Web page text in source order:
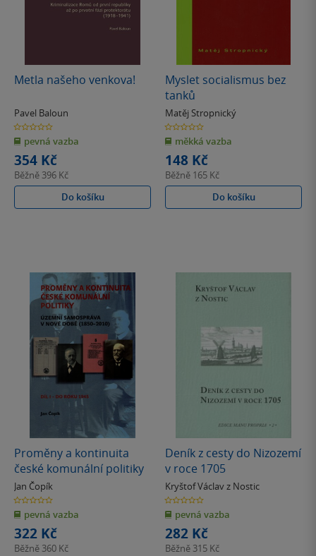
Metla našeho venkova!
Pavel Baloun
0.0
z
5
hvězdiček
pevná vazba
354 Kč
Běžně 396 Kč
Do košíku
Myslet socialismus bez
tanků
Matěj Stropnický
0.0
z
5
hvězdiček
měkká vazba
148 Kč
Běžně 165 Kč
Do košíku
Proměny a kontinuita
české komunální politiky
Jan Čopík
0.0
z
5
hvězdiček
pevná vazba
322 Kč
Běžně 360 Kč
Deník z cesty do Nizozemí
v roce 1705
Kryštof Václav z Nostic
0.0
z
5
hvězdiček
pevná vazba
282 Kč
Běžně 315 Kč